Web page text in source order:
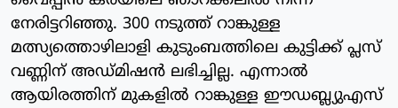
നേരിട്ടറിഞ്ഞു. 300 നടുത്ത് റാങ്കുള്ള
മത്സ്യത്തൊഴിലാളി കുടുംബത്തിലെ കുട്ടിക്ക് പ്ലസ്
വണ്ണിന് അഡ്മിഷന്‍ ലഭിച്ചില്ല. എന്നാല്‍
ആയിരത്തിന് മുകളില്‍ റാങ്കുള്ള ഈഡബ്ല്യുഎസ്